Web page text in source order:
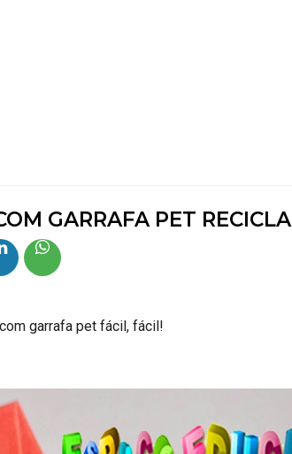
GARRAFA PET
garrafa pet fácil, fácil!